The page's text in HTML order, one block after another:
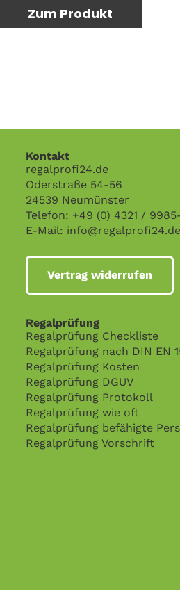
Zum Produkt
Kontakt
regalprofi24.de
Oderstraße 54-56
24539 Neumünster
Telefon: +49 (0) 4321 /
E-Mail: info@regalprofi24.de
Vertrag widerrufen
Regalprüfung
Regalprüfung Checkliste
Regalprüfung nach DIN EN
Regalprüfung Kosten
Regalprüfung DGUV
Regalprüfung Protokoll
Regalprüfung wie oft
Regalprüfung befähigte
Regalprüfung Vorschrift